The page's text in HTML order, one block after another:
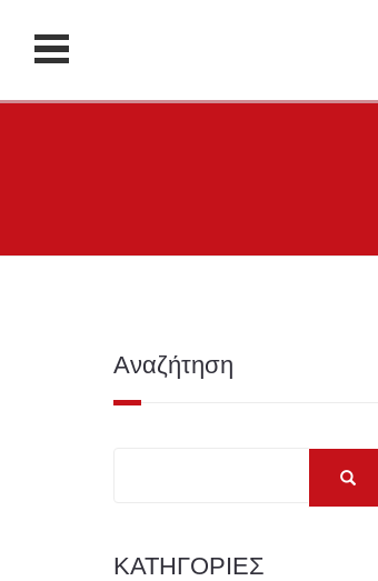
Αναζήτηση
ΚΑΤΗΓΟΡΙΕΣ